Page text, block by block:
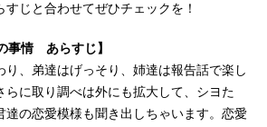
じと合わせてぜひチェックを！
事情 あらすじ】
、弟達はげっそり、姉達は報告話で楽し
らに取り調べは外にも拡大して、シヨた
達の恋愛模様も聞き出しちゃいます。恋愛